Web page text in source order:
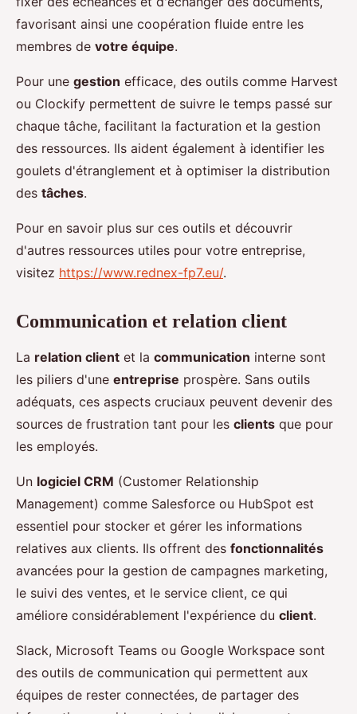
favorisant ainsi une coopération fluide entre les
membres de votre équipe.
Pour une gestion efficace, des outils comme Harvest
ou Clockify permettent de suivre le temps passé sur
chaque tâche, facilitant la facturation et la gestion
des ressources. Ils aident également à identifier les
goulets d'étranglement et à optimiser la distribution
des tâches.
Pour en savoir plus sur ces outils et découvrir
d'autres ressources utiles pour votre entreprise,
visitez https://www.rednex-fp7.eu/.
Communication et relation client
La relation client et la communication interne sont
les piliers d'une entreprise prospère. Sans outils
adéquats, ces aspects cruciaux peuvent devenir des
sources de frustration tant pour les clients que pour
les employés.
Un logiciel CRM (Customer Relationship
Management) comme Salesforce ou HubSpot est
essentiel pour stocker et gérer les informations
relatives aux clients. Ils offrent des fonctionnalités
avancées pour la gestion de campagnes marketing,
le suivi des ventes, et le service client, ce qui
améliore considérablement l'expérience du client.
Slack, Microsoft Teams ou Google Workspace sont
des outils de communication qui permettent aux
équipes de rester connectées, de partager des